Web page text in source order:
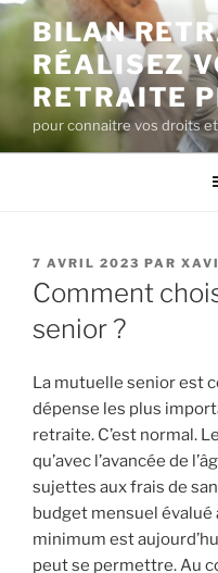
Aller
au
contenu
principal
BILAN
RÉALISEZ
RETRAITE
pour connaitre vos droits
PUBLIÉ
LE
7 AVRIL 2023 PAR
Comment
senior ?
La mutuelle senior est
dépense les plus
retraite. C’est normal.
qu’avec l’avancée de
sujettes aux frais de
budget mensuel évalué
minimum est
peut se permettre. Au